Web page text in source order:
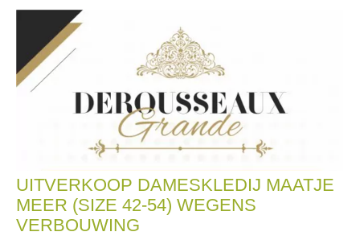
UITVERKOOP DAMESKLEDIJ MAATJE
MEER (SIZE 42-54) WEGENS
VERBOUWING